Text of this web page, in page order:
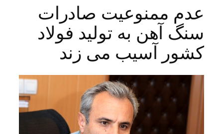
عدم ممنوعیت صادرات
سنگ آهن به تولید فولاد
کشور آسیب می زند